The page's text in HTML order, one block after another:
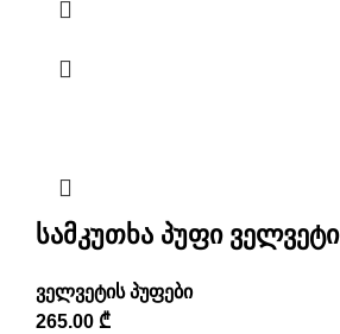
სამკუთხა პუფი ველვეტი
ველვეტის პუფები
265.00 ₾